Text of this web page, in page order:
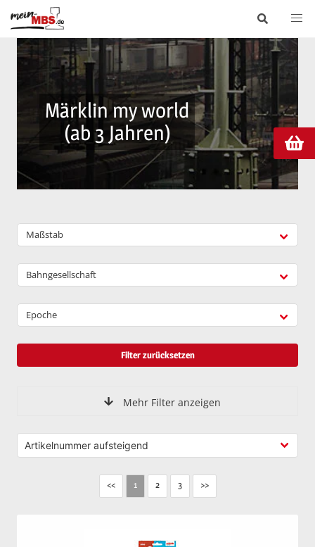
Märklin my world
(ab 3 Jahren)
Maßstab
Bahngesellschaft
Epoche
Filter zurücksetzen
Mehr Filter anzeigen
<< 1 2 3 >>